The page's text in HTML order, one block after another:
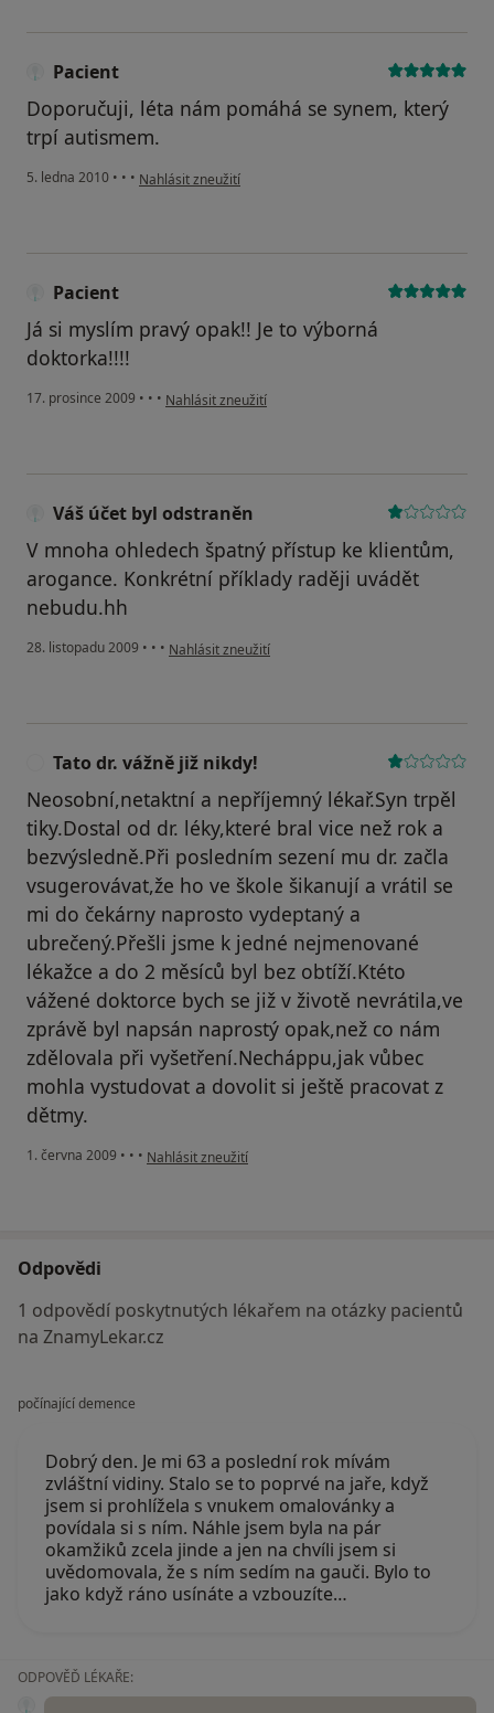
Pacient
Doporučuji, léta nám pomáhá se synem, který
trpí autismem.
5. ledna 2010 • • • podle názoru uživatele Pacient
Nahlásit zneužití
Pacient
Já si myslím pravý opak!! Je to výborná
doktorka!!!!
17. prosince 2009 • • • podle názoru uživatele Pacient
Nahlásit zneužití
Váš účet byl odstraněn
V mnoha ohledech špatný přístup ke klientům,
arogance. Konkrétní příklady raději uvádět
nebudu.hh
28. listopadu 2009 • • • podle názoru uživatele Váš účet byl odstraněn
Nahlásit zneužití
Tato dr. vážně již nikdy!
Neosobní,netaktní a nepříjemný lékař.Syn trpěl
tiky.Dostal od dr. léky,které bral vice než rok a
bezvýsledně.Při posledním sezení mu dr. začla
vsugerovávat,že ho ve škole šikanují a vrátil se
mi do čekárny naprosto vydeptaný a
ubrečený.Přešli jsme k jedné nejmenované
lékažce a do 2 měsíců byl bez obtíží.Ktéto
vážené doktorce bych se již v životě nevrátila,ve
zprávě byl napsán naprostý opak,než co nám
zdělovala při vyšetření.Necháppu,jak vůbec
mohla vystudovat a dovolit si ještě pracovat z
dětmy.
1. června 2009 • • • podle názoru uživatele Tato dr. vážně již nikdy!
Nahlásit zneužití
Odpovědi
1 odpovědí poskytnutých lékařem na otázky pacientů
na ZnamyLekar.cz
počínající demence
Dobrý den. Je mi 63 a poslední rok mívám
zvláštní vidiny. Stalo se to poprvé na jaře, když
jsem si prohlížela s vnukem omalovánky a
povídala si s ním. Náhle jsem byla na pár
okamžiků zcela jinde a jen na chvíli jsem si
uvědomovala, že s ním sedím na gauči. Bylo to
jako když ráno usínáte a vzbouzíte…
ODPOVĚĎ LÉKAŘE: